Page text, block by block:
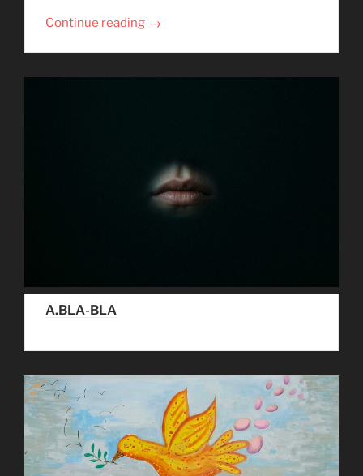
Continue reading →
A.BLA-BLA